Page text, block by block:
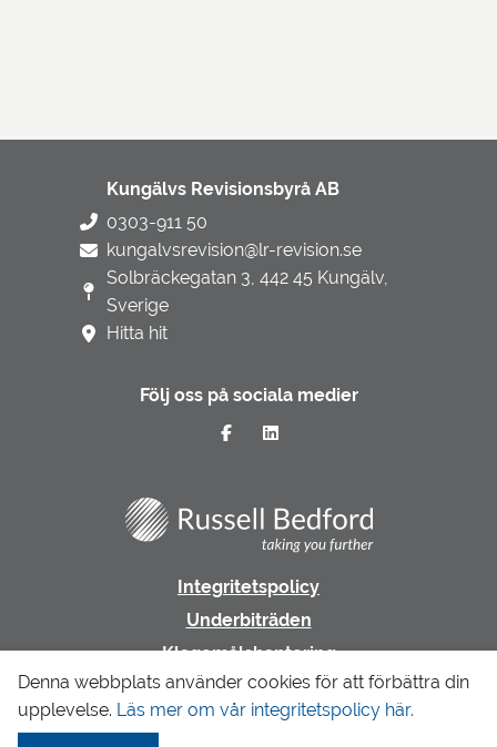
Kungälvs Revisionsbyrå AB
0303-911 50
kungalvsrevision@lr-revision.se
Solbräckegatan 3, 442 45 Kungälv,
Sverige
Hitta hit
Följ oss på sociala medier
Integritetspolicy
Underbiträden
Klagomålshantering
Gå till LR Revision & Redovisning
Denna webbplats använder cookies för att förbättra din
upplevelse.
Läs mer om vår integritetspolicy här.